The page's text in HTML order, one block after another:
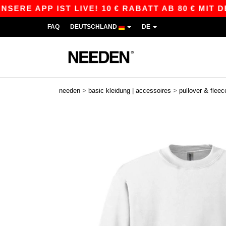
IST LIVE! 10 € RABATT AB 80 € MIT DEM
FAQ DEUTSCHLAND DE
needen > basic kleidung | accessoires > pullover &